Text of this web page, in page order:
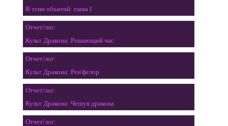
В тени объятий: глава I
Отчет/лог:
Культ Дракона: Решающий час
Отчет/лог:
Культ Дракона: Рен'фелор
Отчет/лог:
Культ Дракона: Чешуя дракона
Отчет/лог: